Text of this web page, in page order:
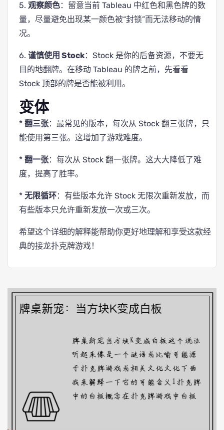
5. 观察颜色：留意当前 Tableau 中红色和黑色牌的数
量，尽量避免出现某一颜色被“封锁”而无法移动的情
况。
6. 谨慎使用 Stock：Stock 是你的后备资源，不要无
目的地翻牌。在移动 Tableau 的牌之前，先看看
Stock 顶部的牌是否能被利用。
变体
* 翻三张：最常见的版本，每次从 Stock 翻三张牌，只
能使用第三张。这增加了游戏难度。
* 翻一张：每次从 Stock 翻一张牌。这大大降低了难
度，提高了胜率。
* 无限循环：有些版本允许 Stock 无限次重新发放，而
有些版本只允许重新发放一次或三次。
希望这个详细的解释能帮助你更好地理解和享受这款经
典的接龙扑克牌游戏！